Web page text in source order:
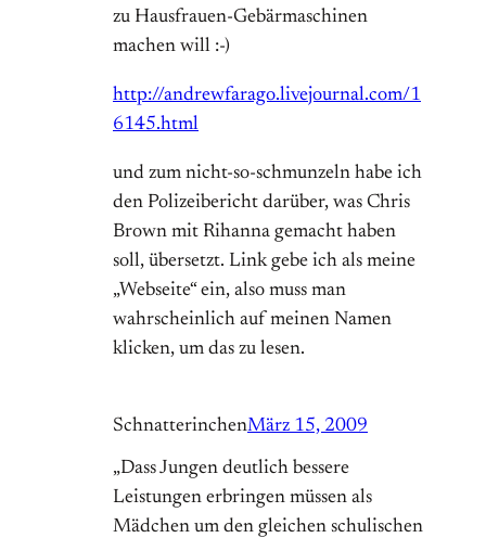
zu Hausfrauen-Gebärmaschinen
machen will :-)
http://andrewfarago.livejournal.com/1
6145.html
und zum nicht-so-schmunzeln habe ich
den Polizeibericht darüber, was Chris
Brown mit Rihanna gemacht haben
soll, übersetzt. Link gebe ich als meine
„Webseite“ ein, also muss man
wahrscheinlich auf meinen Namen
klicken, um das zu lesen.
SchnatterinchenMärz 15, 2009
„Dass Jungen deutlich bessere
Leistungen erbringen müssen als
Mädchen um den gleichen schulischen